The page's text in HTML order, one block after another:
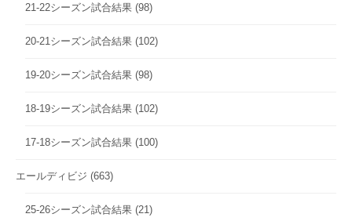
21-22シーズン試合結果 (98)
20-21シーズン試合結果 (102)
19-20シーズン試合結果 (98)
18-19シーズン試合結果 (102)
17-18シーズン試合結果 (100)
エールディビジ (663)
25-26シーズン試合結果 (21)